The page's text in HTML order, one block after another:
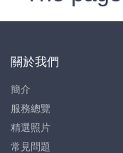
關於我們
簡介
服務總覽
精選照片
常見問題